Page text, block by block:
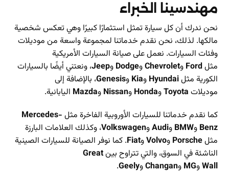
مهندسينا الخبراء
نحن ندرك أن كل سيارة تمثل استثمارًا كبيرًا وهي تعكس شخصية
مالكها. لذلك، نحن نقدم خدماتنا لمجموعة واسعة من موديلات
وفئات السيارات. نعمل على صيانة السيارات الأمريكية
مثلFord وChevroletوDodge وJeep، ونعتني أيضًا بالسيارات
الكورية مثلHyundai وKia وGenesis، بالإضافة إلى
موديلات ToyotaوHonda وNissan وMazda اليابانية.
كما نقدم خدماتنا للسيارات الأوروبية الفاخرة مثل Mercedes-
Benz وBMW وAudiوVolkswagen، وكذلك العلامات البارزة
مثلPorsche وVolvoوFiat. كما نوفر الصيانة للسيارات الصينية
الناشئة في السوق، والتي تتراوح بينGreat
WallوMG وChanganوGeely
.